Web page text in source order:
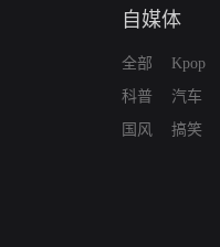
自媒体
全部
科普
国风
Kpop
汽车
搞笑